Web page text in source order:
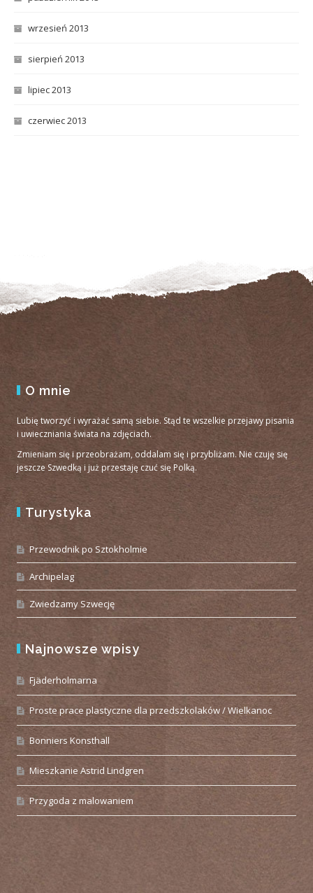
wrzesień 2013
sierpień 2013
lipiec 2013
czerwiec 2013
O mnie
Lubię tworzyć i wyrażać samą siebie. Stąd te wszelkie przejawy pisania
i uwieczniania świata na zdjęciach.
Zmieniam się i przeobrażam, oddalam się i przybliżam. Nie czuję się
jeszcze Szwedką i już przestaję czuć się Polką.
Turystyka
Przewodnik po Sztokholmie
Archipelag
Zwiedzamy Szwecję
Najnowsze wpisy
Fjäderholmarna
Proste prace plastyczne dla przedszkolaków / Wielkanoc
Bonniers Konsthall
Mieszkanie Astrid Lindgren
Przygoda z malowaniem